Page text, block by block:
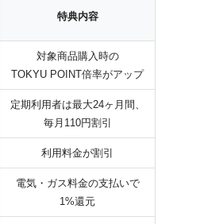
特典内容
対象商品購入時の
TOKYU POINT倍率がアップ
定期利用者は最大24ヶ月間、
毎月110円割引
利用料金が割引
電気・ガス料金の支払いで
1%還元